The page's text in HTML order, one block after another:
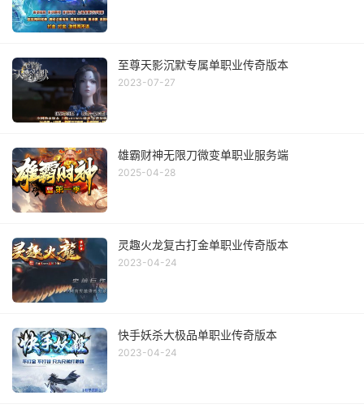
至尊天影沉默专属单职业传奇版本
2023-07-27
雄霸财神无限刀微变单职业服务端
2025-04-28
灵趣火龙复古打金单职业传奇版本
2023-04-24
快手妖杀大极品单职业传奇版本
2023-04-24